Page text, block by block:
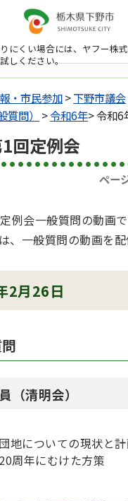
にくい場合には、ヤフー株
しください。
・市民参加>下野市議会
問） >令和6年> 令和6
回定例会
ペー
例会一般質問の動画で
、一般質問の動画を配
2月26日
（清明会）
団地についての現状と
周年にむけた方策